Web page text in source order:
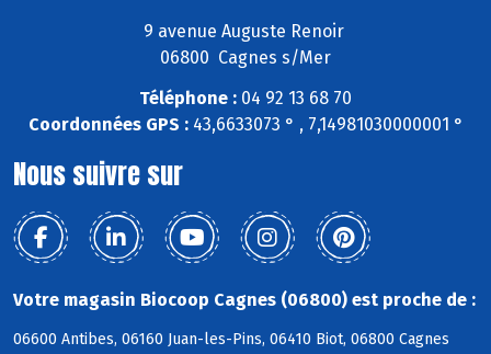
9 avenue Auguste Renoir
06800 Cagnes s/Mer
Téléphone : 04 92 13 68 70
Coordonnées GPS :43,6633073 ° , 7,14981030000001 °
Nous suivre sur
Votre magasin Biocoop Cagnes (06800) est proche de :
06600 Antibes, 06160 Juan-les-Pins, 06410 Biot, 06800 Cagnes